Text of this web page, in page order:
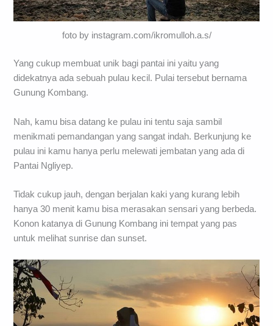
foto by instagram.com/ikromulloh.a.s/
Yang cukup membuat unik bagi pantai ini yaitu yang
didekatnya ada sebuah pulau kecil. Pulai tersebut bernama
Gunung Kombang.
Nah, kamu bisa datang ke pulau ini tentu saja sambil
menikmati pemandangan yang sangat indah. Berkunjung ke
pulau ini kamu hanya perlu melewati jembatan yang ada di
Pantai Ngliyep.
Tidak cukup jauh, dengan berjalan kaki yang kurang lebih
hanya 30 menit kamu bisa merasakan sensari yang berbeda.
Konon katanya di Gunung Kombang ini tempat yang pas
untuk melihat sunrise dan sunset.